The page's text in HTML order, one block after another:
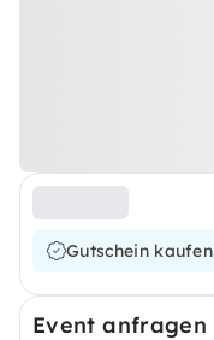
Gutschein kaufen
Event anfragen